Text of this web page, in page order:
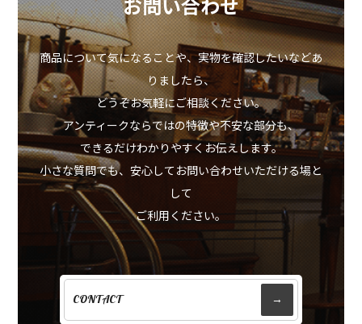
商品について気になることや、実物を確認したいなどあ
りましたら、
どうぞお気軽にご相談ください。
アンティークならではの特徴や不安な部分も、
できるだけわかりやすくお伝えします。
小さな質問でも、安心してお問い合わせいただける場と
して
ご利用ください。
CONTACT →